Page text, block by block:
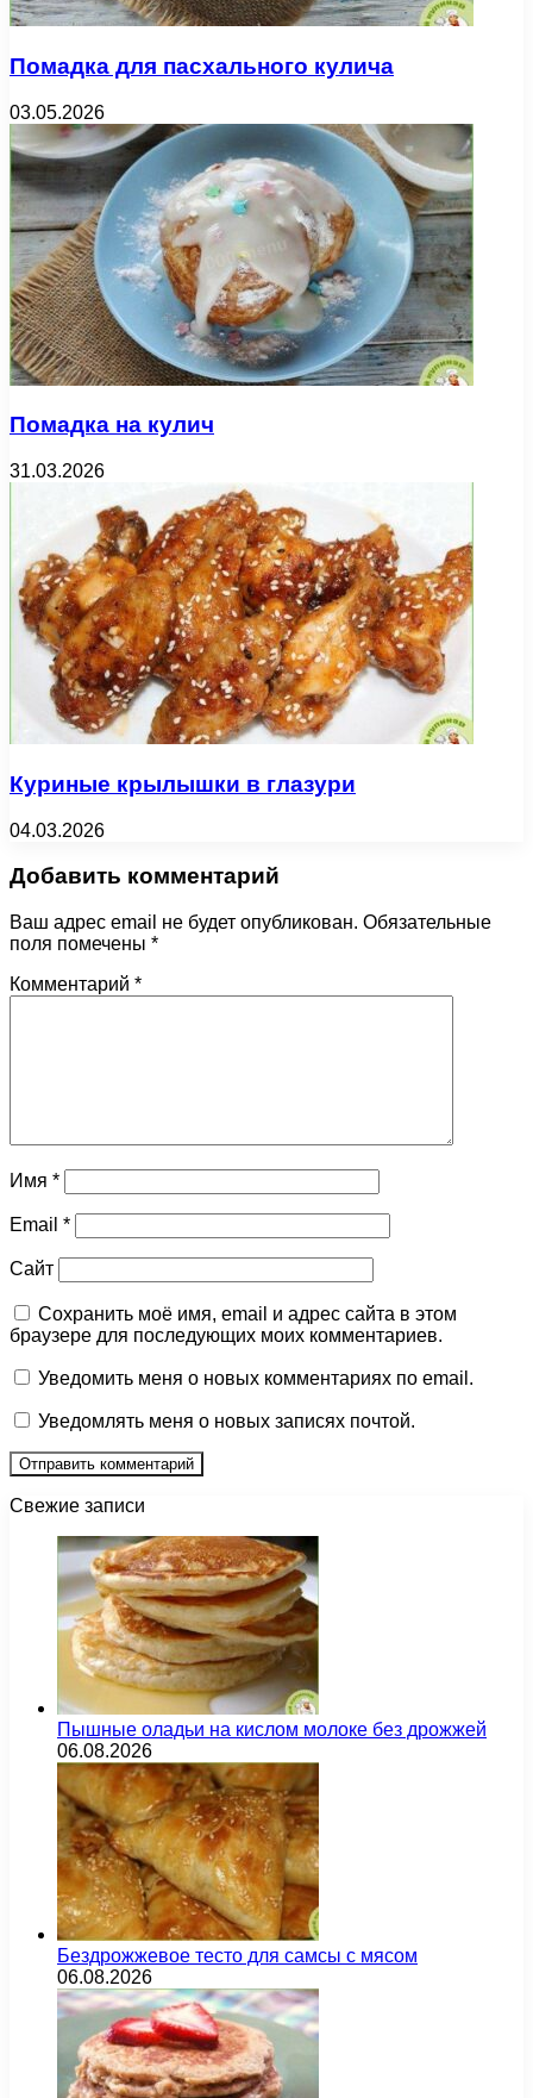
Помадка для пасхального кулича
03.05.2026
Помадка на кулич
31.03.2026
Куриные крылышки в глазури
04.03.2026
Добавить комментарий
Ваш адрес email не будет опубликован. Обязательные
поля помечены *
Комментарий *
Имя *
Email *
Сайт
Сохранить моё имя, email и адрес сайта в этом
браузере для последующих моих комментариев.
Уведомить меня о новых комментариях по email.
Уведомлять меня о новых записях почтой.
Свежие записи
Пышные оладьи на кислом молоке без дрожжей
06.08.2026
Бездрожжевое тесто для самсы с мясом
06.08.2026